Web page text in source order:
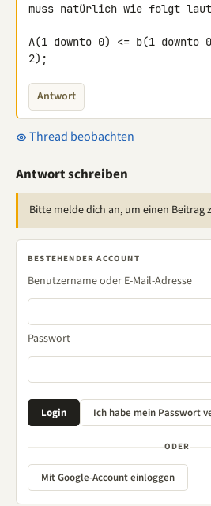
muss natürlich wie folgt
A(1 downto 0) <= b(1 downto
2);
Antwort
Thread beobachten
Antwort schreiben
Bitte melde dich an, um einen Beitrag
BESTEHENDER ACCOUNT
Benutzername oder E-Mail-Adresse
Passwort
ODER
Mit Google-Account einloggen